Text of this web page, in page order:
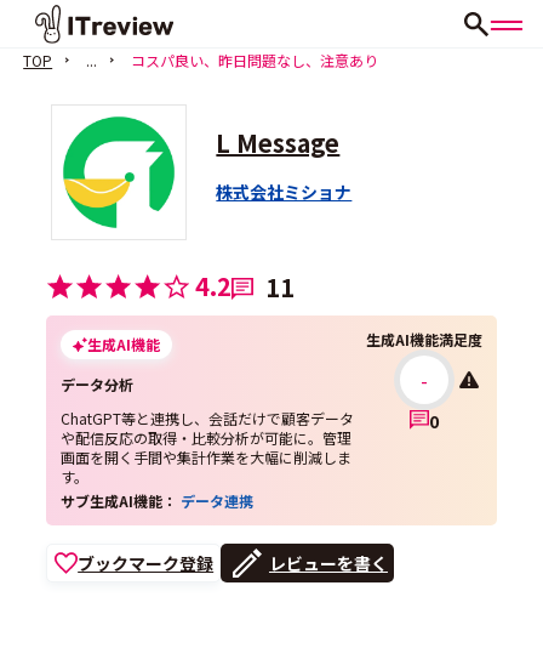
TOP ... コスパ良い、昨日問題なし、注意あり
L Message
株式会社ミショナ
4.2 11
生成AI機能
データ分析
ChatGPT等と連携し、会話だけで顧客データ
や配信反応の取得・比較分析が可能に。管理
画面を開く手間や集計作業を大幅に削減しま
す。
生成AI機能満足度
-
0
サブ生成AI機能： データ連携
ブックマーク登録 レビューを書く